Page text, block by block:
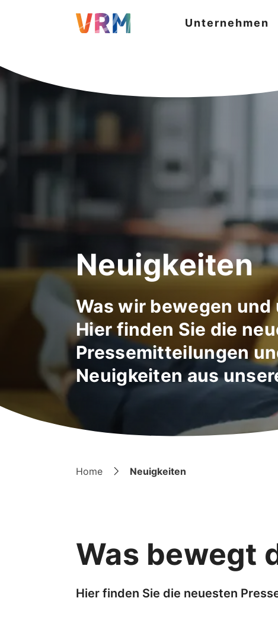
Unternehmen
Neuigkeiten
Was wir bewegen
Hier finden Sie die
Pressemitteilungen
Neuigkeiten aus
Home Neuigkeiten
Was bewegt
Hier finden Sie die neuesten